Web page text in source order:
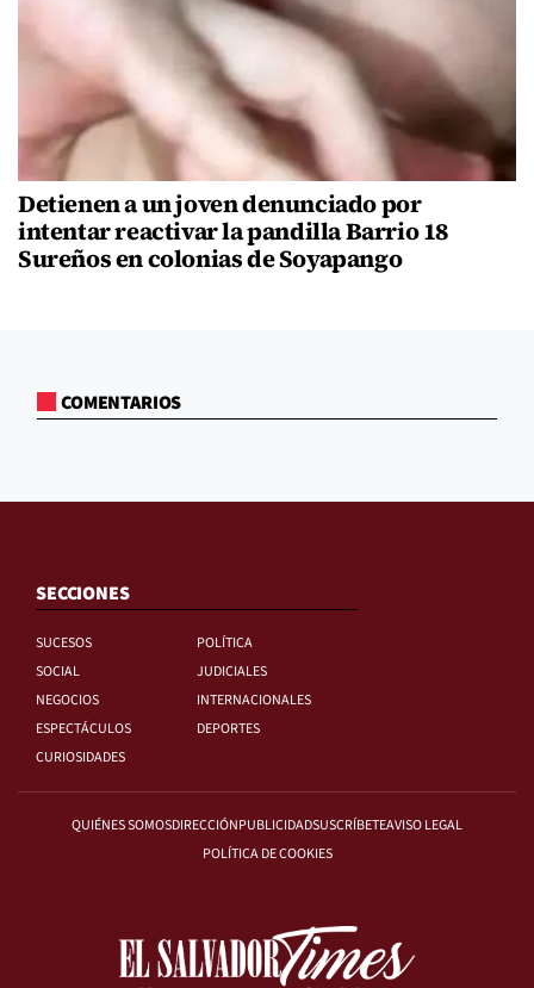
Detienen a un joven denunciado por
intentar reactivar la pandilla Barrio 18
Sureños en colonias de Soyapango
COMENTARIOS
SECCIONES
SUCESOS
POLÍTICA
SOCIAL
JUDICIALES
NEGOCIOS
INTERNACIONALES
ESPECTÁCULOS
DEPORTES
CURIOSIDADES
QUIÉNES SOMOSDIRECCIÓNPUBLICIDADSUSCRÍBETEAVISO LEGAL
POLÍTICA DE COOKIES